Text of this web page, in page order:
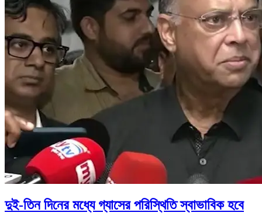
দুই-তিন দিনের মধ্যে গ্যাসের পরিস্থিতি স্বাভাবিক হবে